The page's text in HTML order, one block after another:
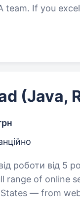
team. If you
(Java,
років. Workflow is a
range of online
— from